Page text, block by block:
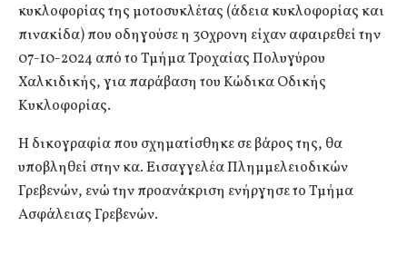
κυκλοφορίας της μοτοσυκλέτας (άδεια κυκλοφορίας και
πινακίδα) που οδηγούσε η 30χρονη είχαν αφαιρεθεί την
07-10-2024 από το Τμήμα Τροχαίας Πολυγύρου
Χαλκιδικής, για παράβαση του Κώδικα Οδικής
Κυκλοφορίας.
Η δικογραφία που σχηματίσθηκε σε βάρος της, θα
υποβληθεί στην κα. Εισαγγελέα Πλημμελειοδικών
Γρεβενών, ενώ την προανάκριση ενήργησε το Τμήμα
Ασφάλειας Γρεβενών.